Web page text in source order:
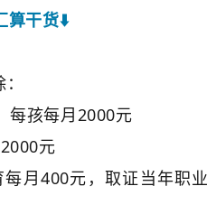
算干货⬇️
每孩每月2000元
元
月400元，取证当年职业